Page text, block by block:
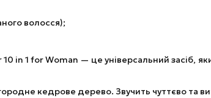
волосся);
in 1 for Woman — це універсальний засіб,
кедрове дерево. Звучить чуттєво та